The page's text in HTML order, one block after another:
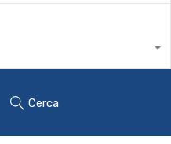
Cerca